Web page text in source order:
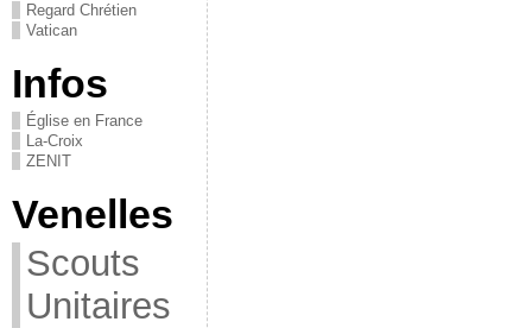
Regard Chrétien
Vatican
Infos
Église en France
La-Croix
ZENIT
Venelles
Scouts
Unitaires